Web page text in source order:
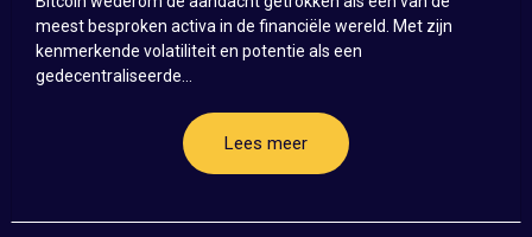
meest besproken activa in de financiële wereld. Met zijn
kenmerkende volatiliteit en potentie als een
gedecentraliseerde...
Lees meer